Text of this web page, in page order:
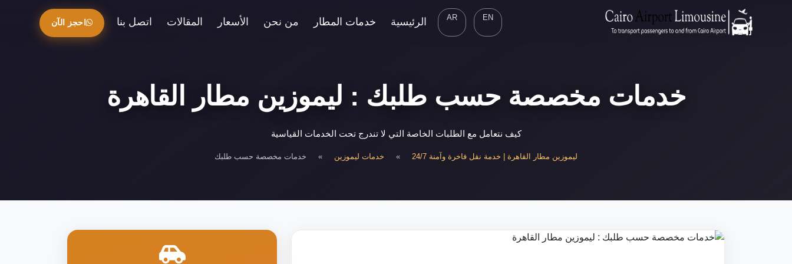
EN
AR الرئيسية خدمات المطار من نحن الأسعار المقالات اتصل بنا احجز الآن
خدمات مخصصة حسب طلبك : ليموزين مطار القاهرة
كيف نتعامل مع الطلبات الخاصة التي لا تندرج تحت الخدمات القياسية
ليموزين مطار القاهرة | خدمة نقل فاخرة وآمنة 24/7 » خدمات ليموزين » خدمات مخصصة حسب طلبك